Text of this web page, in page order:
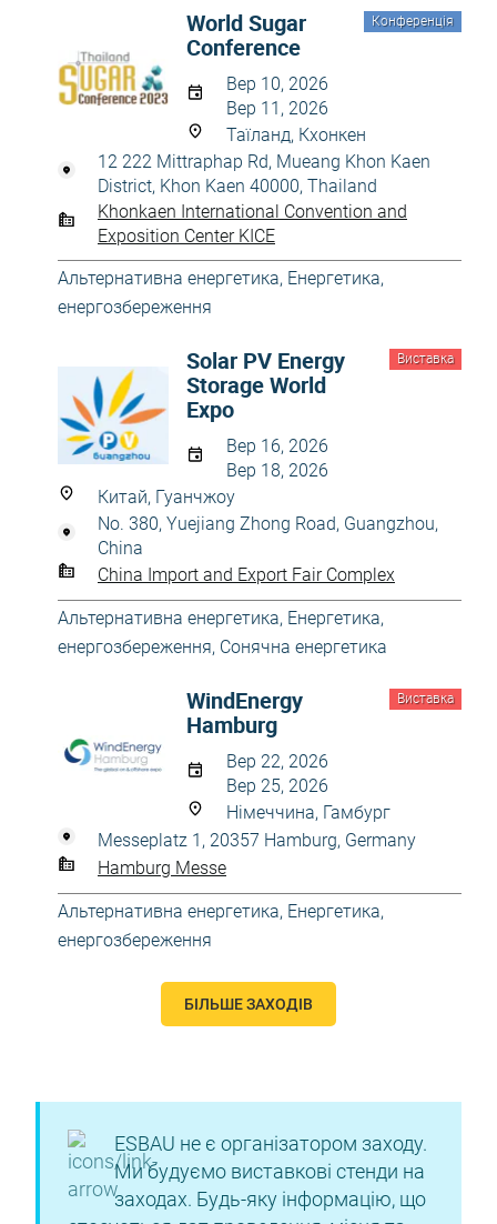
Конференція
World Sugar
Conference
Вер 10, 2026
Вер 11, 2026
Таїланд, Кхонкен
12 222 Mittraphap Rd, Mueang Khon Kaen
District, Khon Kaen 40000, Thailand
Khonkaen International Convention and
Exposition Center KICE
Альтернативна енергетика, Енергетика,
енергозбереження
Виставка
Solar PV Energy
Storage World
Expo
Вер 16, 2026
Вер 18, 2026
Китай, Гуанчжоу
No. 380, Yuejiang Zhong Road, Guangzhou,
China
China Import and Export Fair Complex
Альтернативна енергетика, Енергетика,
енергозбереження, Сонячна енергетика
Виставка
WindEnergy
Hamburg
Вер 22, 2026
Вер 25, 2026
Німеччина, Гамбург
Messeplatz 1, 20357 Hamburg, Germany
Hamburg Messe
Альтернативна енергетика, Енергетика,
енергозбереження
БІЛЬШЕ ЗАХОДІВ
ESBAU не є організатором заходу.
Ми будуємо виставкові стенди на
заходах. Будь-яку інформацію, що